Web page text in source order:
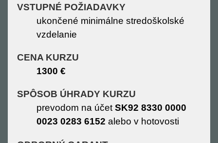
VSTUPNÉ POŽIADAVKY
ukončené minimálne stredoškolské
vzdelanie
CENA KURZU
1300 €
SPÔSOB ÚHRADY KURZU
prevodom na účetSK92 8330 0000
0023 0283 6152 alebo v hotovosti